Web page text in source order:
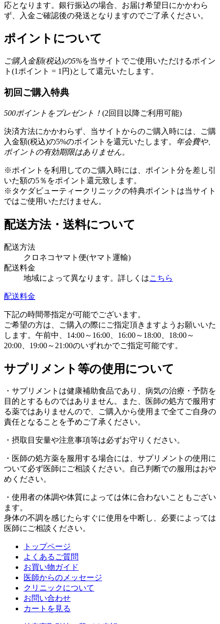
応となります。銀行振込の場合、お届け希望日にかかわら
ず、入金ご確認後の発送となりますのでご了承ください。
ポイントについて
ご購入金額(税込)の5%を当サイトでご使用いただけるポイン
ト(1ポイント = 1円)として還元いたします。
初回ご購入特典
500ポイントをプレゼント！ (2回目以降ご利用可能)
決済方法にかかわらず、当サイトからのご購入時には、ご購
入金額(税込)の5%のポイントを還元いたします。 年会費や、
ポイントの有効期限はありません。
※ポイントを利用してのご購入時には、ポイント分を差し引
いた額の5％をポイント還元致します。
※タケダビューティークリニックの特典ポイントは当サイト
ではご使用いただけません。
配送方法・送料について
配送方法
クロネコヤマト便(ヤマト運輸)
配送料金
地域によって異なります。詳しくはこちら
配送料金
下記の時間帯指定が可能でございます。
ご希望の方は、ご購入の際にご指定頂きますようお願いいた
します。午前中、14:00～16:00、16:00～18:00、18:00～
20:00、19:00～21:00のいずれかでご指定可能です。
サプリメント等の使用について
・サプリメントは健康補助食品であり、病気の治療・予防を
目的とするものではありません。また、医師の処方で服用す
る薬ではありませんので、ご購入から使用まで全てご自身の
責任となることを予めご了承ください。
・摂取目安量や注意事項等は必ずお守りください。
・医師の処方薬を服用する場合には、サプリメントの使用に
ついて必ず医師にご相談ください。自己判断での服用はおや
めください。
・使用者の体調や体質によっては体に合わないこともござい
ます。
身体の不調を感じたらすぐに使用を中断し、必要によっては
医師にご相談ください。
トップページ
よくあるご質問
お買い物ガイド
医師からのメッセージ
クリニックについて
お問い合わせ
カートを見る